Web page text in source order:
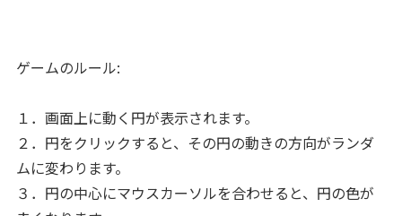
ゲームのルール:
１．画面上に動く円が表示されます。
２．円をクリックすると、その円の動きの方向がランダ
ムに変わります。
３．円の中心にマウスカーソルを合わせると、円の色が